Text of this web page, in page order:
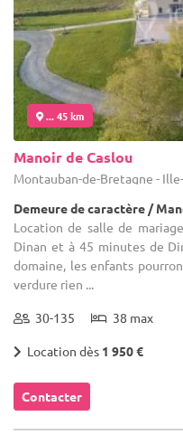
... 45 km
Manoir de Caslou
Montauban-de-Bretagne -
Demeure de caractère /
Location de salle de
Dinan et à 45 minutes de
domaine, les enfants
verdure rien ...
30-135 38 max
Location dès 1 950 €
Contacter